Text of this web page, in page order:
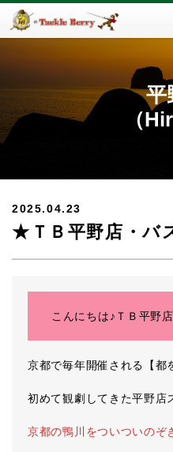
平
（
2025.04.23
★ＴＢ平野店・バ
こんにちは♪ＴＢ平野
京都で毎年開催される【都
初めて観劇してきた平野店
京都の鴨川をついついのぞ